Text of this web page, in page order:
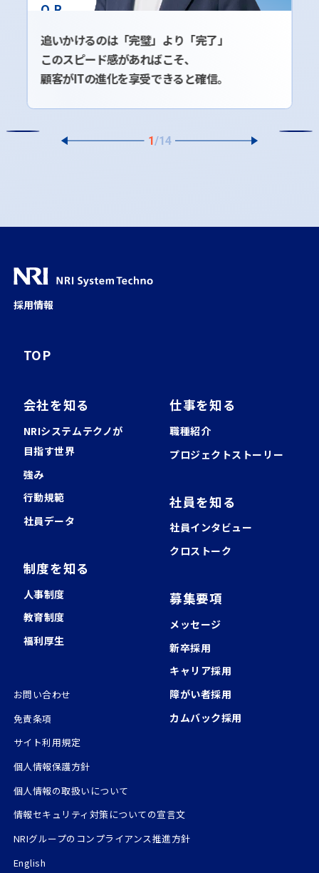
O.R
2018年入社
追いかけるのは「完璧」より「完了」
このスピード感があればこそ、
顧客がITの進化を享受できると確信。
1/14
採用情報
TOP
会社を知る
NRIシステムテクノが
⽬指す世界
強み
行動規範
社員データ
仕事を知る
職種紹介
プロジェクトストーリー
社員を知る
社員インタビュー
クロストーク
制度を知る
⼈事制度
教育制度
福利厚⽣
募集要項
メッセージ
新卒採用
キャリア採用
障がい者採用
カムバック採用
お問い合わせ
免責条項
サイト利用規定
個人情報保護方針
個人情報の取扱いについて
情報セキュリティ対策についての宣言文
NRIグループのコンプライアンス推進方針
English